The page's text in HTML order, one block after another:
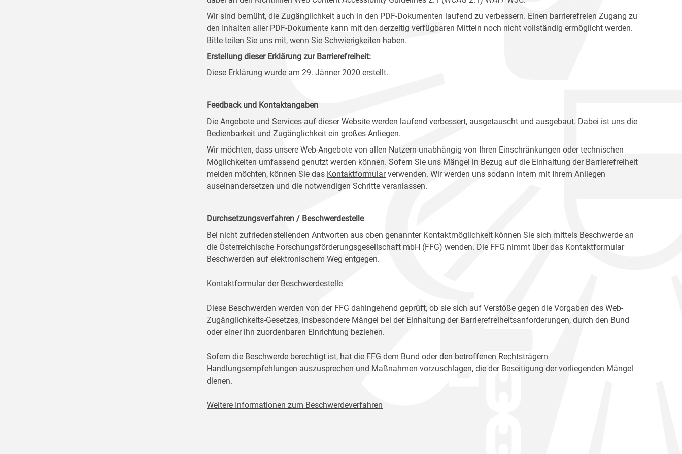
Wir sind bemüht, die Zugänglichkeit auch in den PDF-Dokumenten laufend zu verbessern. Einen barrierefreien Zugang zu
den Inhalten aller PDF-Dokumente kann mit den derzeitig verfügbaren Mitteln noch nicht vollständig ermöglicht werden.
Bitte teilen Sie uns mit, wenn Sie Schwierigkeiten haben.
Erstellung dieser Erklärung zur Barrierefreiheit:
Diese Erklärung wurde am 29. Jänner 2020 erstellt.
Feedback und Kontaktangaben
Die Angebote und Services auf dieser Website werden laufend verbessert, ausgetauscht und ausgebaut. Dabei ist uns die
Bedienbarkeit und Zugänglichkeit ein großes Anliegen.
Wir möchten, dass unsere Web-Angebote von allen Nutzern unabhängig von Ihren Einschränkungen oder technischen
Möglichkeiten umfassend genutzt werden können. Sofern Sie uns Mängel in Bezug auf die Einhaltung der Barrierefreiheit
melden möchten, können Sie das Kontaktformularverwenden. Wir werden uns sodann intern mit Ihrem Anliegen
auseinandersetzen und die notwendigen Schritte veranlassen.
Durchsetzungsverfahren / Beschwerdestelle
Bei nicht zufriedenstellenden Antworten aus oben genannter Kontaktmöglichkeit können Sie sich mittels Beschwerde an
die Österreichische Forschungsförderungsgesellschaft mbH (FFG) wenden. Die FFG nimmt über das Kontaktformular
Beschwerden auf elektronischem Weg entgegen.
Kontaktformular der Beschwerdestelle
Diese Beschwerden werden von der FFG dahingehend geprüft, ob sie sich auf Verstöße gegen die Vorgaben des Web-
Zugänglichkeits-Gesetzes, insbesondere Mängel bei der Einhaltung der Barrierefreiheitsanforderungen, durch den Bund
oder einer ihn zuordenbaren Einrichtung beziehen.
Sofern die Beschwerde berechtigt ist, hat die FFG dem Bund oder den betroffenen Rechtsträgern
Handlungsempfehlungen auszusprechen und Maßnahmen vorzuschlagen, die der Beseitigung der vorliegenden Mängel
dienen.
Weitere Informationen zum Beschwerdeverfahren